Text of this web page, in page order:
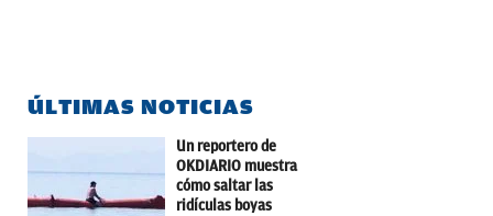
ÚLTIMAS NOTICIAS
Un reportero de
OKDIARIO muestra
cómo saltar las
ridículas boyas